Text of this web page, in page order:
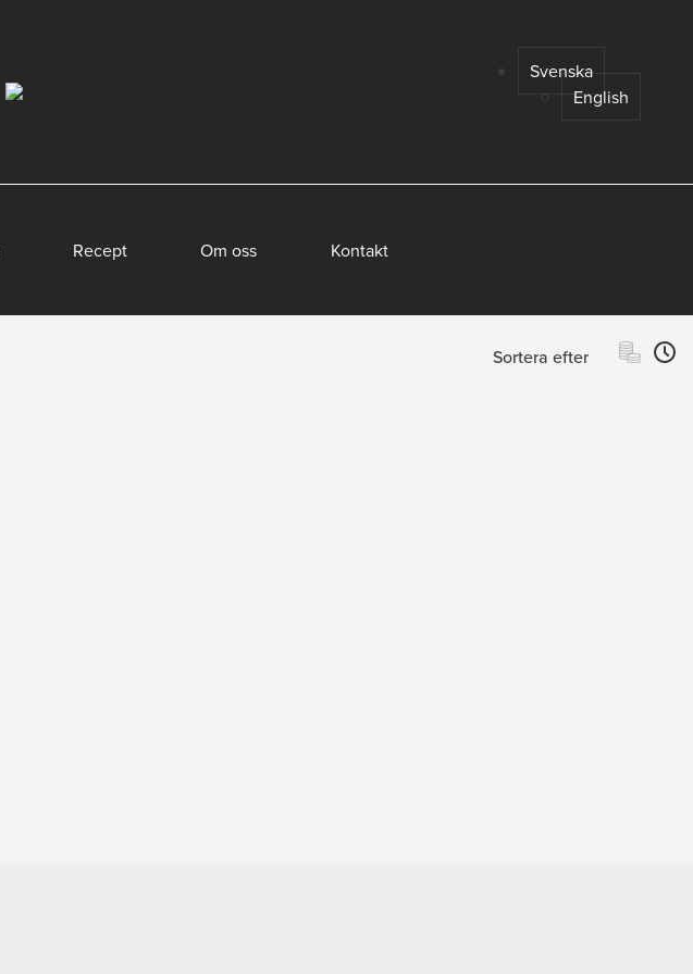
Svenska
English
Recept Om oss Kontakt
Sortera efter